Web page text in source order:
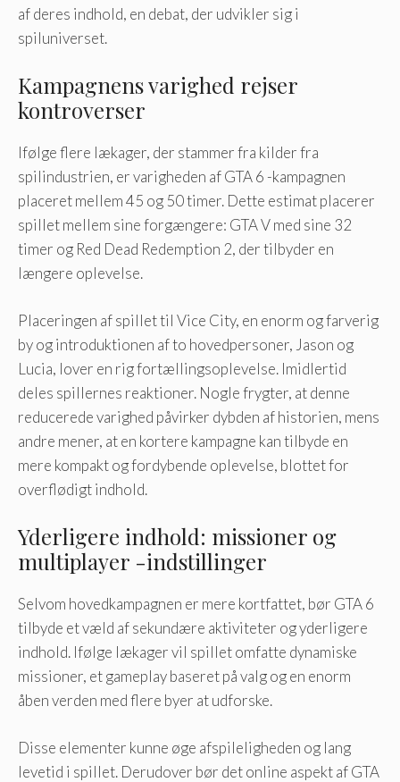
af ​​deres indhold, en debat, der udvikler sig i
spiluniverset.
Kampagnens varighed rejser
kontroverser
Ifølge flere lækager, der stammer fra kilder fra
spilindustrien, er varigheden af ​​GTA 6 -kampagnen
placeret mellem 45 og 50 timer. Dette estimat placerer
spillet mellem sine forgængere: GTA V med sine 32
timer og Red Dead Redemption 2, der tilbyder en
længere oplevelse.
Placeringen af ​​spillet til Vice City, en enorm og farverig
by og introduktionen af ​​to hovedpersoner, Jason og
Lucia, lover en rig fortællingsoplevelse. Imidlertid
deles spillernes reaktioner. Nogle frygter, at denne
reducerede varighed påvirker dybden af ​​historien, mens
andre mener, at en kortere kampagne kan tilbyde en
mere kompakt og fordybende oplevelse, blottet for
overflødigt indhold.
Yderligere indhold: missioner og
multiplayer -indstillinger
Selvom hovedkampagnen er mere kortfattet, bør GTA 6
tilbyde et væld af sekundære aktiviteter og yderligere
indhold. Ifølge lækager vil spillet omfatte dynamiske
missioner, et gameplay baseret på valg og en enorm
åben verden med flere byer at udforske.
Disse elementer kunne øge afspileligheden og lang
levetid i spillet. Derudover bør det online aspekt af GTA